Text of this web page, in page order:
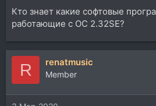
Кто знает какие софтовые
работающие с ОС 2.32SE?
R renatmusic
Member